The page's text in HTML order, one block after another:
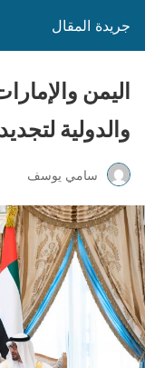
جريدة المقال
اليمن
والدولية
سامي يوسف